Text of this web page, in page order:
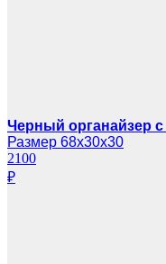
Черный органайзер
Размер 68х30х30
2100
₽